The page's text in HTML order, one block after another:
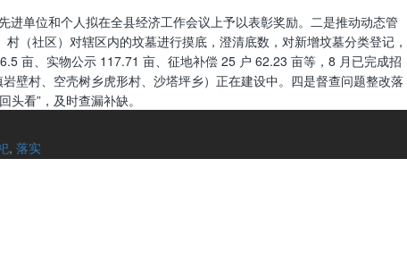
单位和个人拟在全县经济工作会议上予以表彰奖励。二是推动动态管
（社区）对辖区内的坟墓进行摸底，澄清底数，对新增坟墓分类登记，
亩、实物公示 117.71 亩、征地补偿 25 户 62.23 亩等，8 月已完成招
壁村、空壳树乡虎形村、沙塔坪乡）正在建设中。四是督查问题整改落
看”，及时查漏补缺。
, 落实